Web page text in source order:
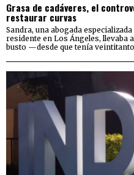
Grasa de cadáveres, el
restaurar curvas
Sandra, una abogada
residente en Los Ángeles, llevaba
busto —desde que tenía